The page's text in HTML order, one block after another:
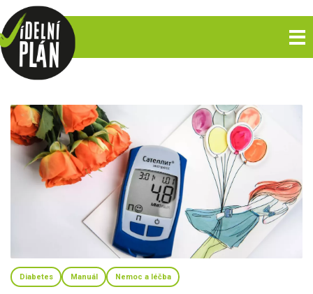
Diabetes Manuál Nemoc a léčba